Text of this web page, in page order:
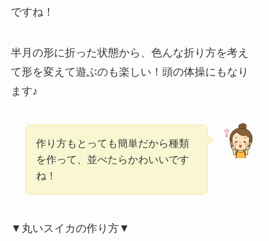
ですね！
半月の形に折った状態から、色んな折り方を考え
て形を変えて遊ぶのも楽しい！頭の体操にもなり
ます♪
作り方もとっても簡単だから種類
を作って、並べたらかわいいです
ね！
▼丸いスイカの作り方▼